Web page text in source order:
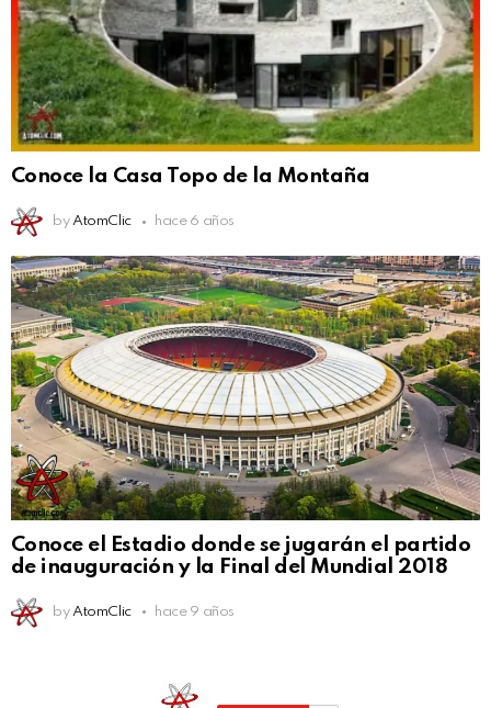
Conoce la Casa Topo de la Montaña
by AtomClic hace 6 años
Conoce el Estadio donde se jugarán el partido
de inauguración y la Final del Mundial 2018
by AtomClic hace 9 años